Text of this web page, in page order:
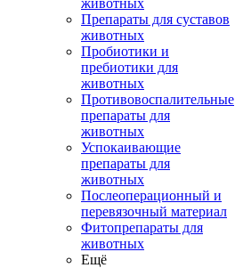
животных
Препараты для суставов
животных
Пробиотики и
пребиотики для
животных
Противовоспалительные
препараты для
животных
Успокаивающие
препараты для
животных
Послеоперационный и
перевязочный материал
Фитопрепараты для
животных
Ещё